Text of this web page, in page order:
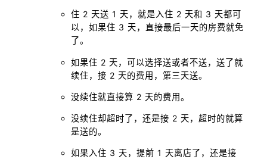
住 2 天送 1 天，就是入住 2 天和 3 天都可
以，如果住 3 天，直接最后一天的房费就免
了。
如果住 2 天，可以选择送或者不送，送了就
续住，接 2 天的费用，第三天送。
没续住就直接算 2 天的费用。
没续住却超时了，还是接 2 天，超时的就算
是送的。
如果入住 3 天，提前 1 天离店了，还是接